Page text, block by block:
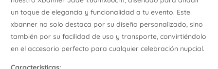
un toque de elegancia y funcionalidad a tu evento. Este
xbanner no solo destaca por su diseño personalizado, sino
también por su facilidad de uso y transporte, convirtiéndolo
en el accesorio perfecto para cualquier celebración nupcial.